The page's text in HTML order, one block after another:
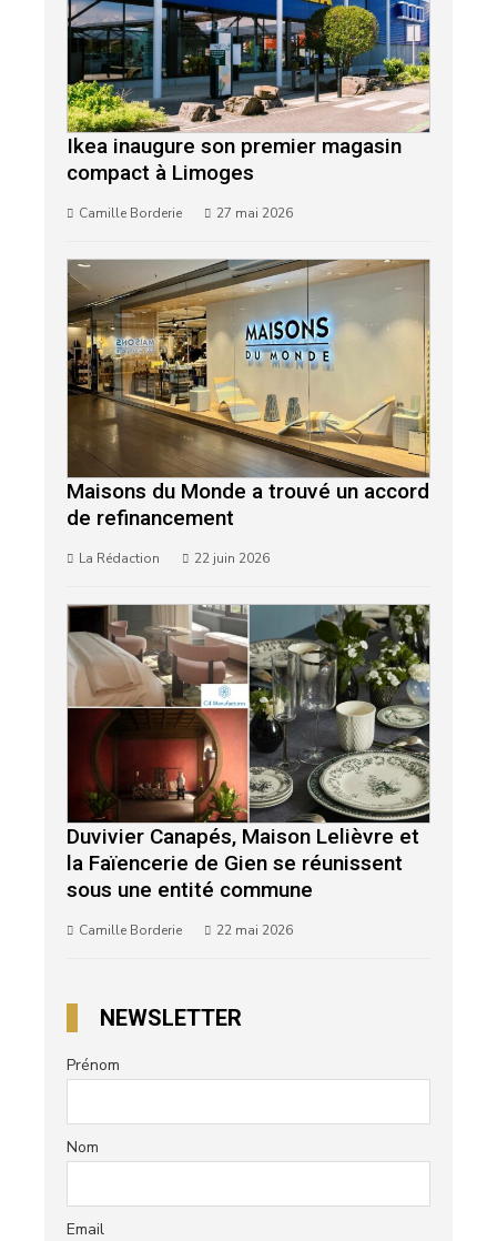
Ikea inaugure son premier magasin
compact à Limoges
Camille Borderie 27 mai 2026
Maisons du Monde a trouvé un accord
de refinancement
La Rédaction 22 juin 2026
Duvivier Canapés, Maison Lelièvre et
la Faïencerie de Gien se réunissent
sous une entité commune
Camille Borderie 22 mai 2026
NEWSLETTER
Prénom
Nom
Email